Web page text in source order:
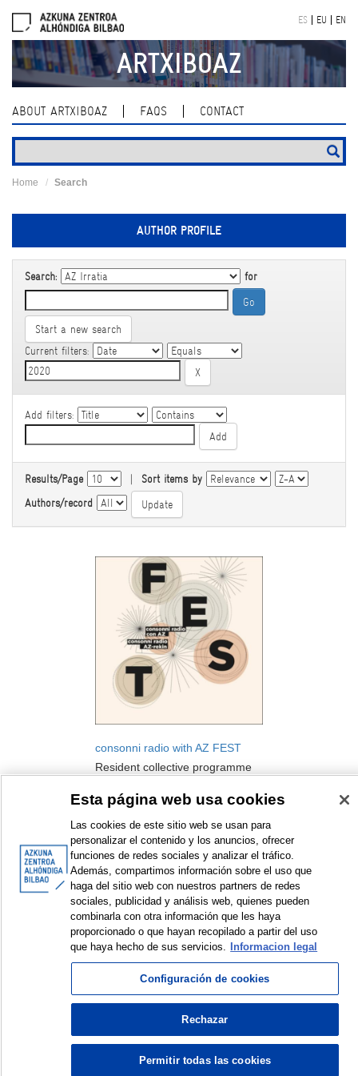
navigation
ES EU EN
ARTXIBOAZ
ABOUT ARTXIBOAZ FAQS CONTACT
Home Search
AUTHOR PROFILE
Search: for
Start a new search
Current filters:
Add filters:
Results/Page | Sort items by
Authors/record
consonni radio with AZ FEST
Resident collective programme
Podcast
2020
< Items sorted by: 1 to 1 of 1 >
© Azkuna Zentroa - Alhóndiga Bilbao
Esta página web usa cookies
Las cookies de este sitio web se usan para
personalizar el contenido y los anuncios, ofrecer
funciones de redes sociales y analizar el tráfico.
Además, compartimos información sobre el uso que
haga del sitio web con nuestros partners de redes
sociales, publicidad y análisis web, quienes pueden
combinarla con otra información que les haya
proporcionado o que hayan recopilado a partir del uso
que haya hecho de sus servicios.
Informacion legal
Configuración de cookies
Rechazar
Permitir todas las cookies